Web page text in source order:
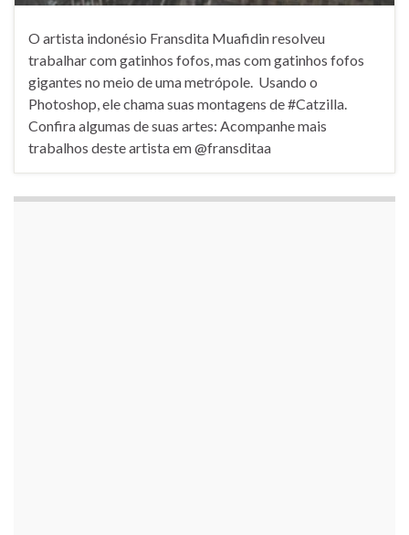
O artista indonésio Fransdita Muafidin resolveu
trabalhar com gatinhos fofos, mas com gatinhos fofos
gigantes no meio de uma metrópole. Usando o
Photoshop, ele chama suas montagens de #Catzilla.
Confira algumas de suas artes: Acompanhe mais
trabalhos deste artista em @fransditaa